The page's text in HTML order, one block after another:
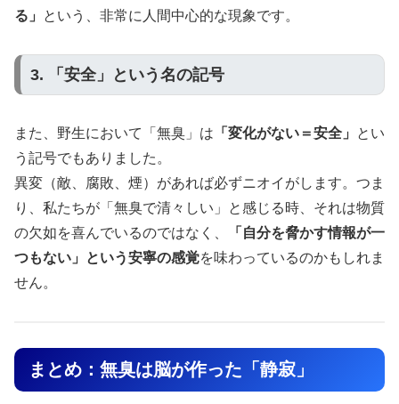
る」
という、非常に人間中心的な現象です。
3. 「安全」という名の記号
また、野生において「無臭」は 「変化がない＝安全」
とい
う記号でもありました。
異変（敵、腐敗、煙）があれば必ずニオイがします。つま
り、私たちが「無臭で清々しい」と感じる時、それは物質
の欠如を喜んでいるのではなく、
「自分を脅かす情報が一
つもない」という安寧の感覚を味わっているのかもしれま
せん。
まとめ：無臭は脳が作った「静寂」